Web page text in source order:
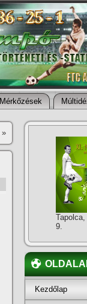
Mérkőzések
»
9.
Kezdőlap